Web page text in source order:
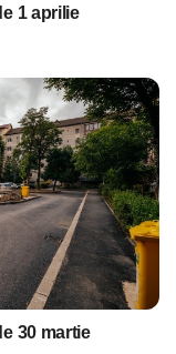
1 aprilie
30 martie